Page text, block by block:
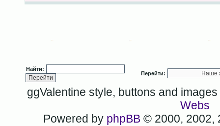
Найти:
Перейти:
ggValentine style, buttons and
Webs
Powered by phpBB © 2000, 2002,